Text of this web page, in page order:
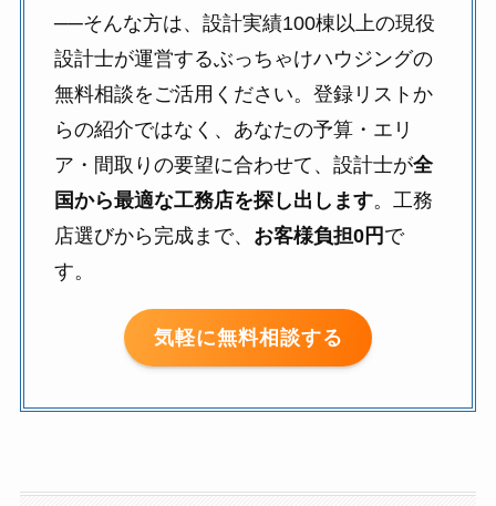
──そんな方は、設計実績100棟以上の現役
設計士が運営するぶっちゃけハウジングの
無料相談をご活用ください。登録リストか
らの紹介ではなく、あなたの予算・エリ
ア・間取りの要望に合わせて、設計士が全
国から最適な工務店を探し出します。工務
店選びから完成まで、 お客様負担0円 で
す。
気軽に無料相談する